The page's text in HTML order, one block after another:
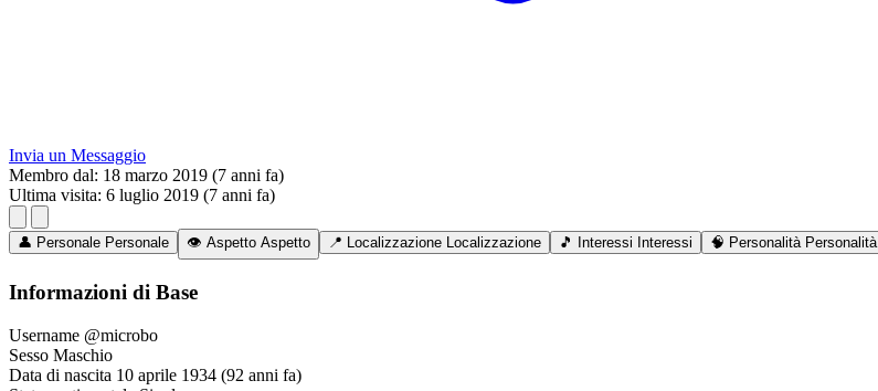
Invia un Messaggio
Membro dal: 18 marzo 2019 (7 anni fa)
Ultima visita: 6 luglio 2019 (7 anni fa)
👤 Personale Personale 👁️ Aspetto Aspetto 📍 Localizzazione Localizzazione 🎵 Interessi Interessi 🧠 Personalità Personalità
Informazioni di Base
Username @microbo
Sesso Maschio
Data di nascita 10 aprile 1934 (92 anni fa)